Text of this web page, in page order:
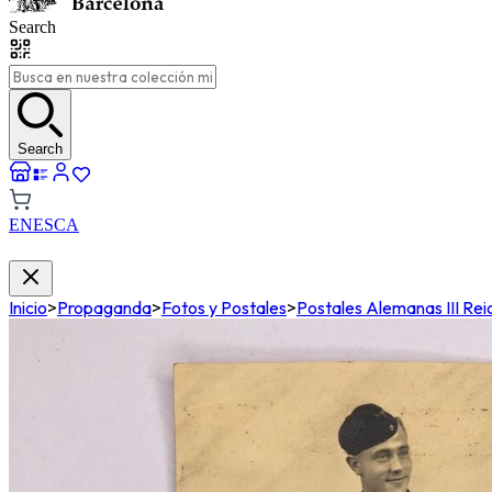
Search
Search
ENESCA
Inicio>Propaganda>Fotos y Postales>Postales Alemanas III